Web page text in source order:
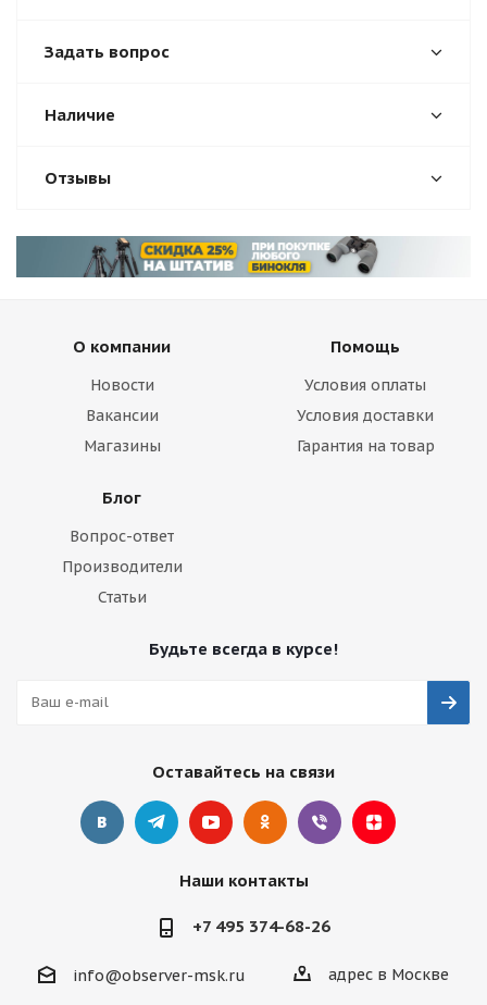
Задать вопрос
Наличие
Отзывы
О компании
Новости
Вакансии
Магазины
Помощь
Условия оплаты
Условия доставки
Гарантия на товар
Блог
Вопрос-ответ
Производители
Статьи
Будьте всегда в курсе!
Оставайтесь на связи
Наши контакты
+7 495 374-68-26
info@observer-msk.ru адрес в Москве